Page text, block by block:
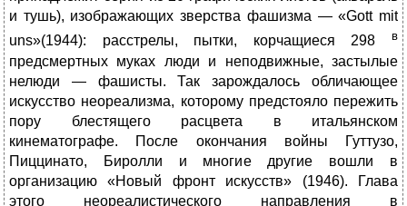
и тушь), изображающих зверства фашизма — «Gott mit
uns»(1944): расстрелы, пытки, корчащиеся 298 в
предсмертных муках люди и неподвижные, застылые
нелюди — фашисты. Так зарождалось обличающее
искусство неореализма, которому предстояло пережить
пору блестящего расцвета в итальянском
кинематографе. После окончания войны Гуттузо,
Пиццина­то, Биролли и многие другие вошли в
организацию «Новый фронт искусств» (1946). Глава
этого неореалистического направления в